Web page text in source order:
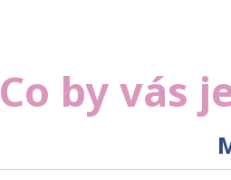
Co by vás